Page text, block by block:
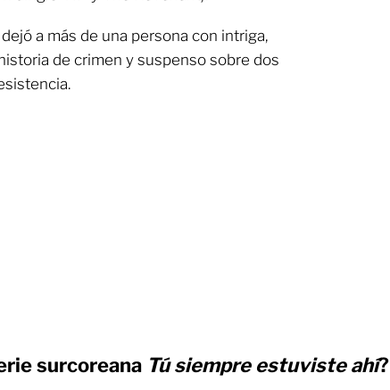
a más de una persona con intriga,
de crimen y suspenso sobre dos
surcoreana Tú siempre estuviste ahí?